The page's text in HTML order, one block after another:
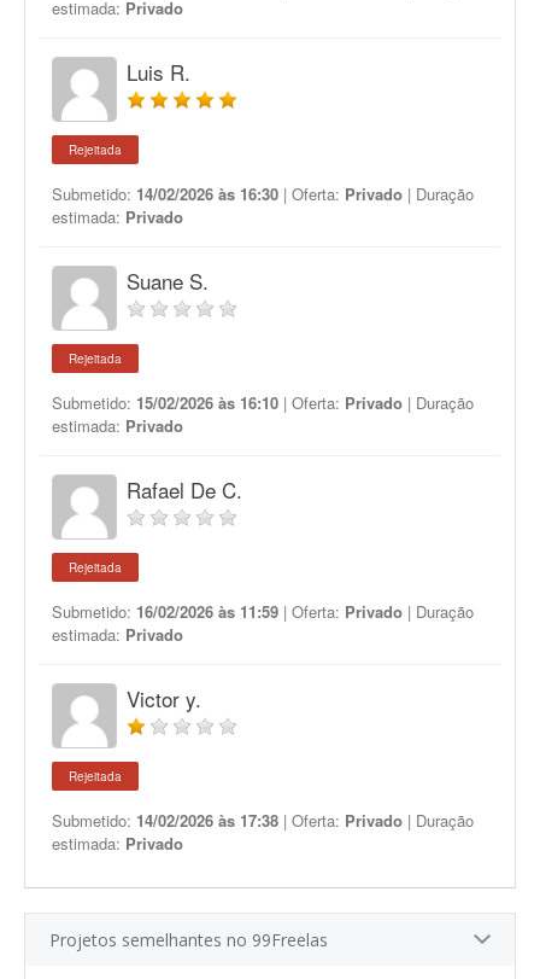
estimada: Privado
Luis R.
Rejeitada
Submetido: 14/02/2026 às 16:30 | Oferta: Privado | Duração
estimada: Privado
Suane S.
Rejeitada
Submetido: 15/02/2026 às 16:10 | Oferta: Privado | Duração
estimada: Privado
Rafael De C.
Rejeitada
Submetido: 16/02/2026 às 11:59 | Oferta: Privado | Duração
estimada: Privado
Victor y.
Rejeitada
Submetido: 14/02/2026 às 17:38 | Oferta: Privado | Duração
estimada: Privado
Projetos semelhantes no 99Freelas